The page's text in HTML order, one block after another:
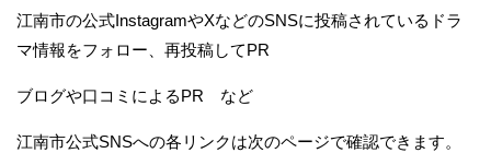
江南市の公式InstagramやXなどのSNSに投稿されているドラ
マ情報をフォロー、再投稿してPR
ブログや口コミによるPR など
江南市公式SNSへの各リンクは次のページで確認できます。